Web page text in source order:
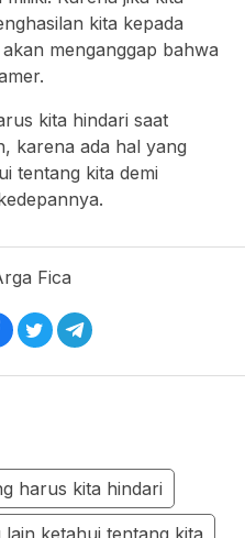
kita kepada
menganggap bahwa
kita hindari saat
karena ada hal yang
tentang kita demi
Fica
harus kita hindari
ketahui tentang kita